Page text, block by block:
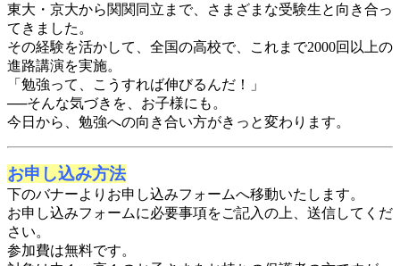
東大・京大から関関同立まで、さまざまな受験生と向き合っ
てきました。
その経験を活かして、全国の高校で、これまで2000回以上の
進路講演を実施。
「勉強って、こうすれば伸びるんだ！」
──そんな気づきを、お子様にも。
今日から、勉強への向き合い方がきっと変わります。
お申し込み方法
下のバナーよりお申し込みフォームへ移動いたします。
お申し込みフォームに必要事項をご記入の上、送信してくだ
さい。
参加費は無料です。